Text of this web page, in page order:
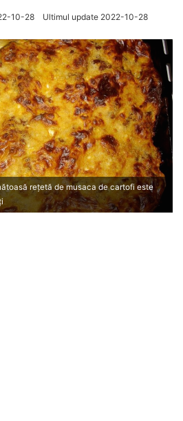
10-28 Ultimul update 2022-10-28
rețetă de musaca de cartofi este